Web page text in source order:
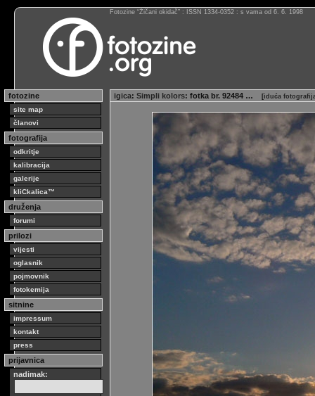
Fotozine “Žičani okidač” : ISSN 1334-0352 : s vama od 6. 6. 1998
fotozine
site map
članovi
fotografija
odkritje
kalibracija
galerije
kliCkalica™
druženja
forumi
prilozi
vijesti
oglasnik
pojmovnik
fotokemija
sitnine
impressum
kontakt
press
prijavnica
nadimak:
igica: Simpli kolors: fotka br. 92484 … [iduća